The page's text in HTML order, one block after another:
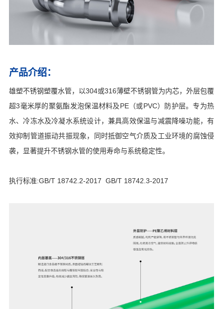
产品介绍：
雄塑不锈钢塑覆水管，以304或316薄壁不锈钢管为内芯，外层包覆
超3毫米厚的聚氨酯发泡保温材料及PE（或PVC）防护层。专为热
水、冷冻水及冷凝水系统设计，兼具高效保温与减震降噪功能，有
效抑制管道振动共振现象，同时抵御空气介质及工业环境的腐蚀侵
袭，显著提升不锈钢水管的使用寿命与系统稳定性。
执行标准:GB/T 18742.2-2017 GB/T 18742.3-2017